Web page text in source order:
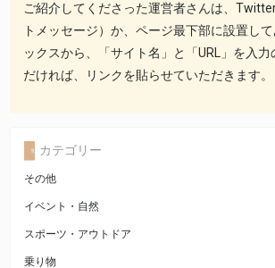
ご紹介してくださった運営者さんは、
トメッセージ）か、ページ最下部に設置し
ックスから、「サイト名」と「URL」を入力
だければ、リンクを貼らせていただきます。
カテゴリー
その他
イベント・自然
スポーツ・アウトドア
乗り物